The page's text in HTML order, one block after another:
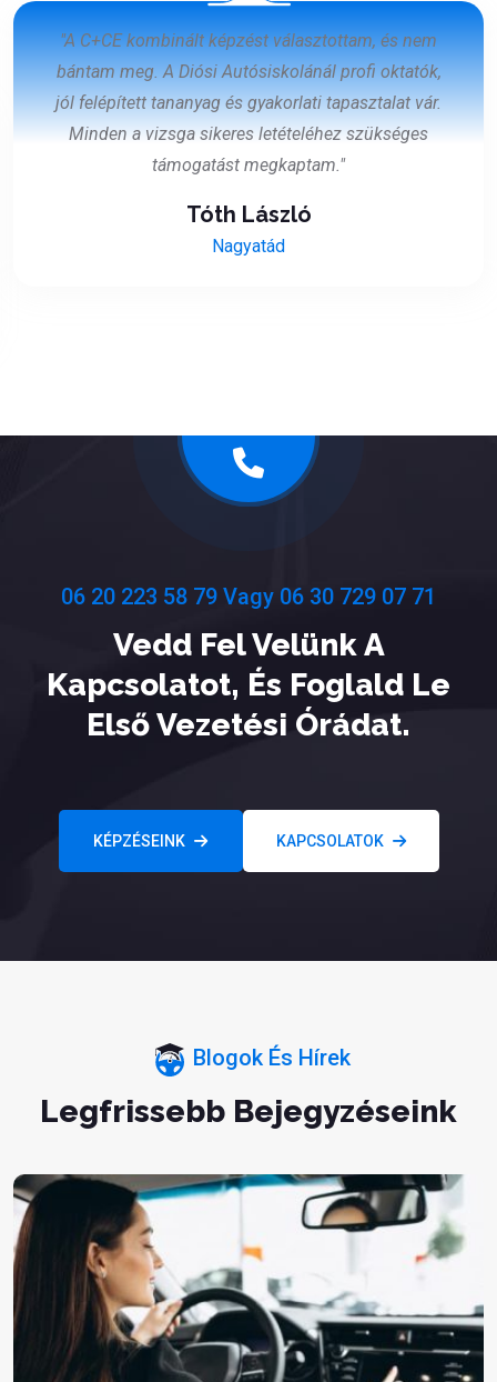
"A C+CE kombinált képzést választottam, és nem
bántam meg. A Diósi Autósiskolánál profi oktatók,
jól felépített tananyag és gyakorlati tapasztalat vár.
Minden a vizsga sikeres letételéhez szükséges
támogatást megkaptam."
Tóth László
Nagyatád
06 20 223 58 79 Vagy 06 30 729 07 71
Vedd Fel Velünk A
Kapcsolatot, És Foglald Le
Első Vezetési Órádat.
KÉPZÉSEINK KAPCSOLATOK
Blogok És Hírek
Legfrissebb Bejegyzéseink